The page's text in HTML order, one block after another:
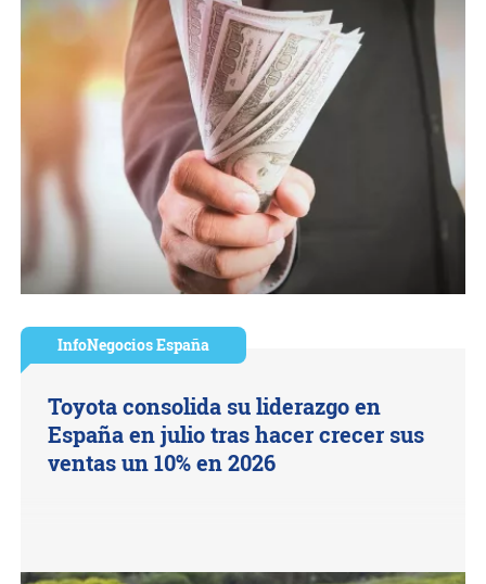
InfoNegocios España
Toyota consolida su liderazgo en
España en julio tras hacer crecer sus
ventas un 10% en 2026